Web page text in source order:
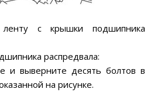
с крышки подшипника
распредвала:
и выверните десять болтов в
на рисунке.